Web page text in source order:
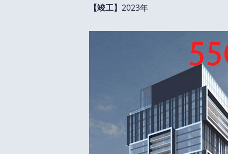
【竣工】2023年